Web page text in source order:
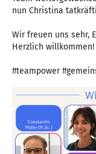
nun Christina
Wir freuen uns sehr,
Herzlich willkommen!
#teampower